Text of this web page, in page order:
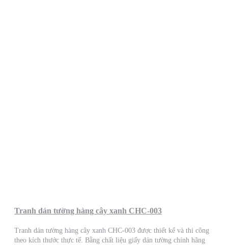
Tranh dán tường hàng cây xanh CHC-003
Tranh dán tường hàng cây xanh CHC-003 được thiết kế và thi công
theo kích thước thực tế. Bằng chất liệu giấy dán tường chính hãng